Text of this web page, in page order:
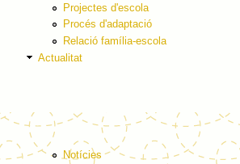
Projectes d'escola
Procés d'adaptació
Relació família-escola
Actualitat
Notícies